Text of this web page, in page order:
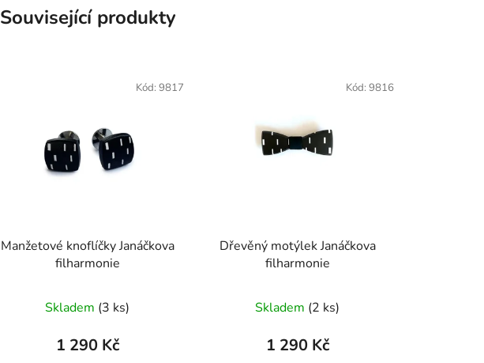
Související produkty
Manžetové knoflíčky Janáčkova
filharmonie
hodnocení
produktu
Skladem (3 ks)
1 290 Kč
Kód: 9817
Dřevěný motýlek Janáčkova
filharmonie
Skladem (2 ks)
1 290 Kč
Kód: 9816